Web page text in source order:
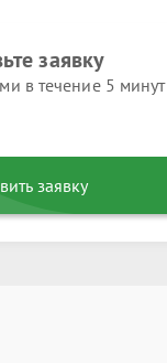
заявку
в течение 5 минут
заявку